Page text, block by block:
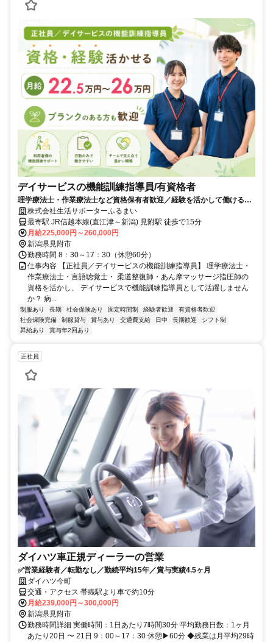
デイサービスの機能訓練指導員/有資格者
理学療法士・作業療法士など資格保有者歓迎／経験を活かして働けるデ
イサービス／賞与年2回／資格手当あり
株式会社生活サポーターふるまい
最寄駅 JR信越本線(直江津～新潟) 見附駅 徒歩で15分
月給225,000円～260,000円
新潟県見附市
勤務時間 8：30～17：30（休憩60分）
仕事内容 【正社員／デイサービスの機能訓練指導員】 理学療法士・
作業療法士・言語聴覚士・ 柔道整復師・あん摩マッサージ指圧師の
資格を活かし、 デイサービスで機能訓練指導員として活躍しません
か？ 病...
制服あり 長期 社会保険あり 固定時間制 経験者歓迎
有資格者歓迎
社会保険完備
制服貸与 賞与あり 交通費支給 日中 長期歓迎
シフト制
昇給あり
賞与年2回あり
正社員
ダイハツ車正規ディーラーの営業
✅営業経験者／転勤なし／勤続平均15年／賞与実績4.5ヶ月
ダイハツ今町
交通・アクセス 帯織駅より車で約10分
月給239,000円～300,000円
新潟県見附市
勤務時間詳細 実働時間：1日あたり7時間30分 平均勤務日数：1ヶ月
あたり20日 〜 21日 9：00～17：30 休憩▶60分 ◆残業は月平均29時